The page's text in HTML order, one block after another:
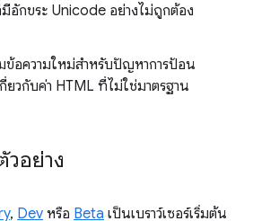
อักขระ Unicode อย่างไม่ถูกต้อง
ข้อความใหม่สำหรับปัญหาการป้อน
ยวกับค่า HTML ที่ไม่ใช่มาตรฐาน
อย่าง
, Dev หรือ Beta เป็นเบราว์เซอร์เริ่มต้น